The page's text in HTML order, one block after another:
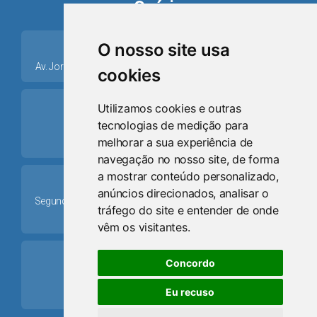
O nosso site usa
cookies
Utilizamos cookies e outras
tecnologias de medição para
melhorar a sua experiência de
navegação no nosso site, de forma
a mostrar conteúdo personalizado,
anúncios direcionados, analisar o
tráfego do site e entender de onde
vêm os visitantes.
Concordo
Eu recuso
Osório
place
Av. Jorge Dariva, 1211, Centro CEP: 95520.000 - Osório/RS
ring_volume
Telefone
(51) 9 8024-0884
Schedule
Segunda-feira a Sexta-feira: 08h às 12h e das 13h30min às
17h30min
mail
Email
camaraosorio@gmail.com